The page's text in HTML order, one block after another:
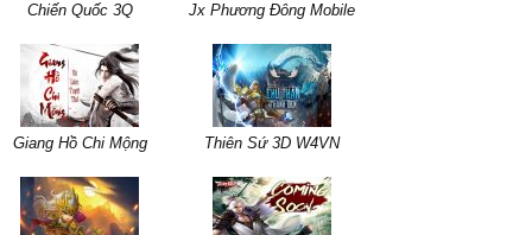
Chiến Quốc 3Q Jx Phương Đông Mobile
Giang Hồ Chi Mộng Thiên Sứ 3D W4VN